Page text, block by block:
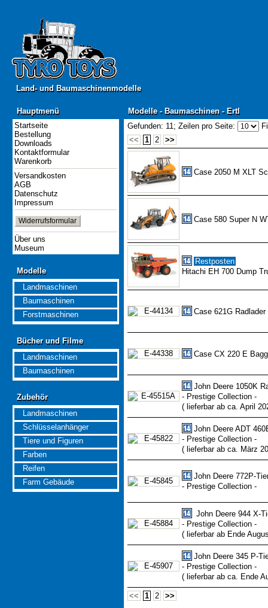
Land- und Baumaschinenmodelle
Land- und Baumaschinenmodelle
Hauptmenü
Hauptmenü
Startseite
Bestellung
Downloads
Kontaktformular
Warenkorb
Versandkosten
AGB
Datenschutz
Impressum
Widerrufsformular
Über uns
Museum
Modelle
Modelle
Landmaschinen
Baumaschinen
Forstmaschinen
Bücher und Filme
Bücher und Filme
Landmaschinen
Baumaschinen
Zubehör
Zubehör
Landmaschinen
Schlüsselanhänger
Tiere und Figuren
Farben
Reifen
Farm Gebäude
Modelle - Baumaschinen - Ertl
Modelle - Baumaschinen - Ertl
Gefunden: 11; Zeilen pro Seite:
<<
1 2 >>
Case 2050 M XLT
Case 580 Super N
Restposten
Hitachi EH 700 Dump
Case 621G Radlader
Case CX 220 E
John Deere 1050K
- Prestige Collection -
( lieferbar ab ca. April
John Deere ADT
- Prestige Collection -
( lieferbar ab ca. März
John Deere 772P-
- Prestige Collection -
John Deere 944 X-
- Prestige Collection -
( lieferbar ab Ende
John Deere 345 P-
- Prestige Collection -
( lieferbar ab ca. Ende
<< 1 2 >>